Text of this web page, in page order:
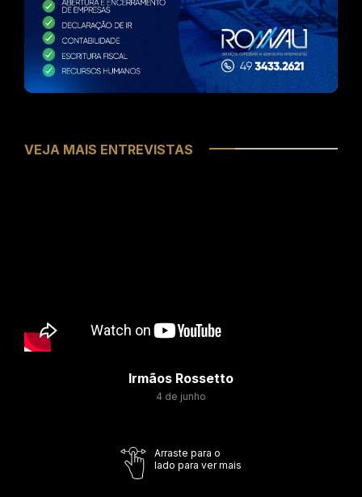
VEJA MAIS ENTREVISTAS
Irmãos Rossetto
4 de junho
Arraste para o
lado para ver mais